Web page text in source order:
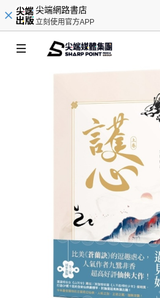
尖端網路書店
立刻使用官方APP